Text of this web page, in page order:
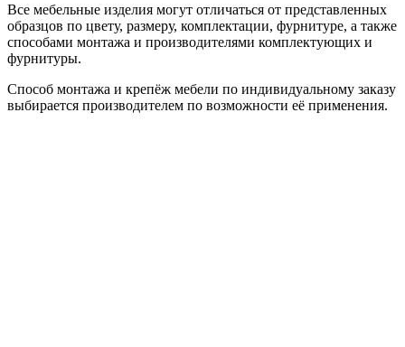
Все мебельные изделия могут отличаться от представленных
образцов по цвету, размеру, комплектации, фурнитуре, а также
способами монтажа и производителями комплектующих и
фурнитуры.
Способ монтажа и крепёж мебели по индивидуальному заказу
выбирается производителем по возможности её применения.